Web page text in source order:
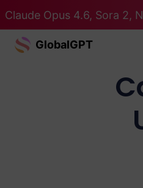
Claude Opus 4.6, Sora 2,
GlobalGPT